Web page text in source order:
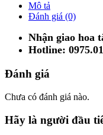
Mô tả
Đánh giá (0)
Nhận giao hoa
Hotline:
Đánh giá
Chưa có đánh giá nào.
Hãy là người đầu